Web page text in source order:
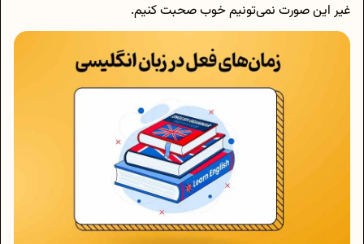
غیر این صورت نمی‌تونیم خوب صحبت کنیم.